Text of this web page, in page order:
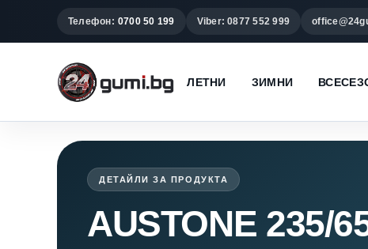
Телефон: 0700 50 199 Viber: 0877 552 999
ЛЕТНИ ЗИМНИ
ДЕТАЙЛИ ЗА ПРОДУКТА
AUSTONE 235/